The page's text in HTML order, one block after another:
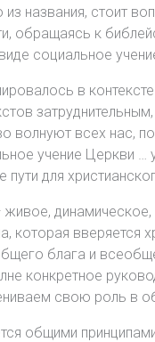
названия, стоит
обращаясь к
социальное
в
волнуют всех нас,
учение Церкви
для
которая
блага и
конкретное
свою роль в
общими